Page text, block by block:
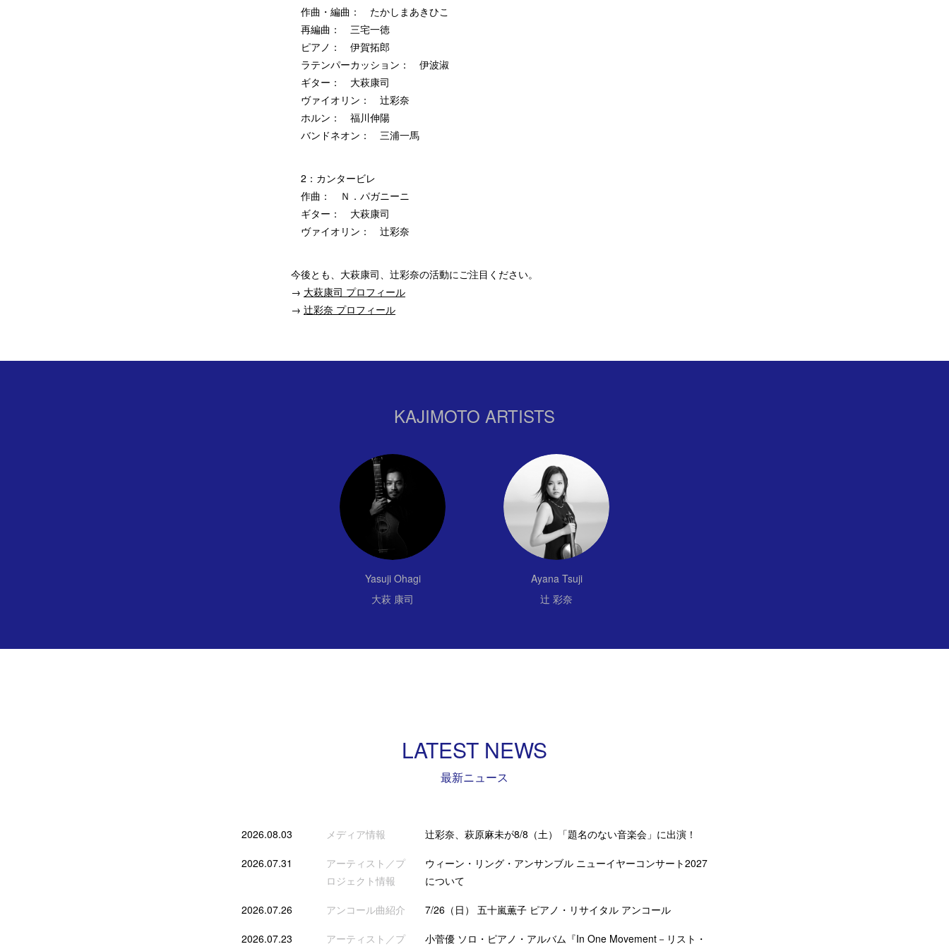
作曲・編曲： たかしまあきひこ
再編曲： 三宅一徳
ピアノ： 伊賀拓郎
ラテンパーカッション： 伊波淑
ギター： 大萩康司
ヴァイオリン： 辻彩奈
ホルン： 福川伸陽
バンドネオン： 三浦一馬
2：カンタービレ
作曲： Ｎ．パガニーニ
ギター： 大萩康司
ヴァイオリン： 辻彩奈
今後とも、大萩康司、辻彩奈の活動にご注目ください。
→ 大萩康司 プロフィール
→ 辻彩奈 プロフィール
KAJIMOTO ARTISTS
Yasuji Ohagi
大萩 康司
Ayana Tsuji
辻 彩奈
LATEST NEWS
最新ニュース
2026.08.03 メディア情報 辻彩奈、萩原麻未が8/8（土）「題名のない音楽会」に出演！
2026.07.31
アーティスト／プ
ロジェクト情報
ウィーン・リング・アンサンブル ニューイヤーコンサート2027
について
2026.07.26 アンコール曲紹介 7/26（日） 五十嵐薫子 ピアノ・リサイタル アンコール
2026.07.23
アーティスト／プ
小菅優 ソロ・ピアノ・アルバム『In One Movement－リスト・